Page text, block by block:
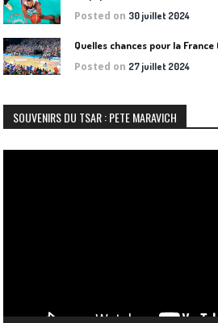
Posted on 30 juillet 2024
Quelles chances pour la
Posted on 27 juillet 2024
SOUVENIRS DU TSAR : PETE MARAVICH